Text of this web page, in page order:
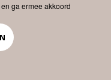
ga ermee akkoord